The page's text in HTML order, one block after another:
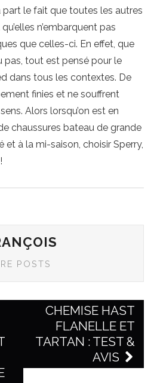
le fait que toutes les autres
n’embarquent pas
que celles-ci. En effet, que
pas, tout est pensé pour le
dans tous les contextes. De
finies et ne souffrent
Alors lorsqu’on est en
chaussures bateau de grande
et à la mi-saison, choisir Sperry,
POSTS
CHEMISE HAST
FLANELLE ET
TARTAN : TEST &
AVIS